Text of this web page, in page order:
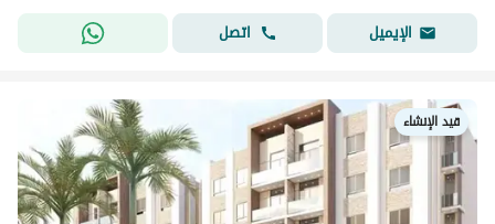
الإيميل
اتصل
قيد الإنشاء